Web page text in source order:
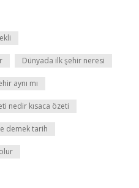
Dünyada ilk şehir neresi
aynı mı
nedir kısaca özeti
demek tarih